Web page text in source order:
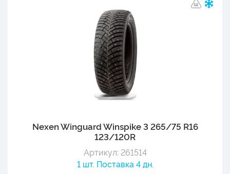
Nexen Winguard Winspike 3 265/75 R16
123/120R
Артикул: 261514
1 шт. Поставка 4 дн.